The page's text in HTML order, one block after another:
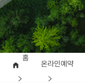
홈
온라인예약